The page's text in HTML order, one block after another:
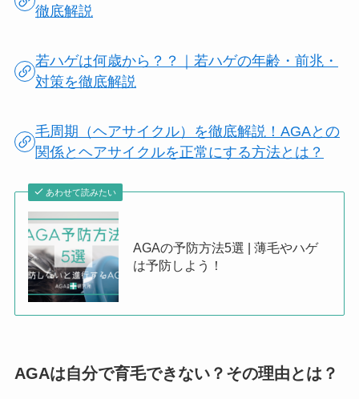
徹底解説
若ハゲは何歳から？？｜若ハゲの年齢・前兆・
対策を徹底解説
毛周期（ヘアサイクル）を徹底解説！AGAとの
関係とヘアサイクルを正常にする方法とは？
あわせて読みたい
AGAの予防方法5選 | 薄毛やハゲ
は予防しよう！
AGAは自分で育毛できない？その理由とは？